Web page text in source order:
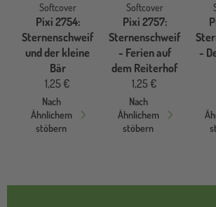
Softcover
Pixi 2754:
Sternenschweif
und der kleine
Bär
1,25 €
Nach
Ähnlichem
stöbern
Softcover
Pixi 2757:
Sternenschweif
- Ferien auf
dem Reiterhof
1,25 €
Nach
Ähnlichem
stöbern
-